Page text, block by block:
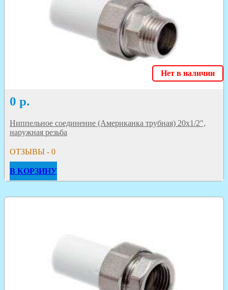
Нет в наличии
0 р.
Ниппельное соединение (Американка трубная) 20х1/2",
наружная резьба
ОТЗЫВЫ - 0
В КОРЗИНУ